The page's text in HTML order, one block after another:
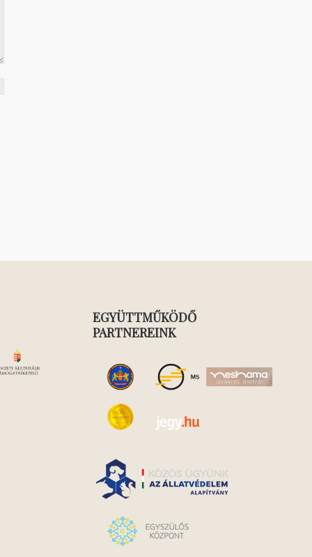
EGYÜTTMŰKÖDŐ
PARTNEREINK